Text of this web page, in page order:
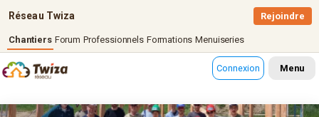
Réseau Twiza
Chantiers Forum Professionnels Formations Menuiseries
Rejoindre
Connexion Menu